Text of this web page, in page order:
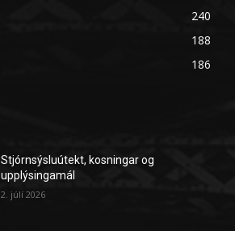
240
188
186
Stjórnsýsluútekt, kosningar og
upplýsingamál
2. júlí 2026